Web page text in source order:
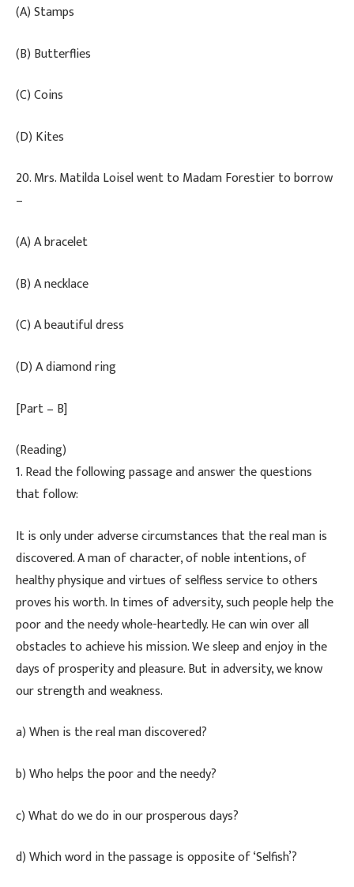
(A) Stamps
(B) Butterflies
(C) Coins
(D) Kites
​20. Mrs. Matilda Loisel went to Madam Forestier to borrow
–
(A) A bracelet
(B) A necklace
(C) A beautiful dress
(D) A diamond ring
[Part – B]
(Reading)
​1. Read the following passage and answer the questions
that follow:
​It is only under adverse circumstances that the real man is
discovered. A man of character, of noble intentions, of
healthy physique and virtues of selfless service to others
proves his worth. In times of adversity, such people help the
poor and the needy whole-heartedly. He can win over all
obstacles to achieve his mission. We sleep and enjoy in the
days of prosperity and pleasure. But in adversity, we know
our strength and weakness.
​a) When is the real man discovered?
​b) Who helps the poor and the needy?
​c) What do we do in our prosperous days?
​d) Which word in the passage is opposite of ‘Selfish’?